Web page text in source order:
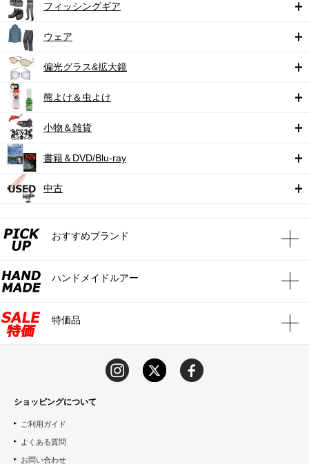
フィッシングギア
ウェア
偏光グラス&拡大鏡
熊よけ＆虫よけ
小物＆雑貨
書籍＆DVD/Blu-ray
中古
おすすめブランド
ハンドメイドルアー
特価品
ショッピングについて
ご利用ガイド
よくある質問
お問い合わせ